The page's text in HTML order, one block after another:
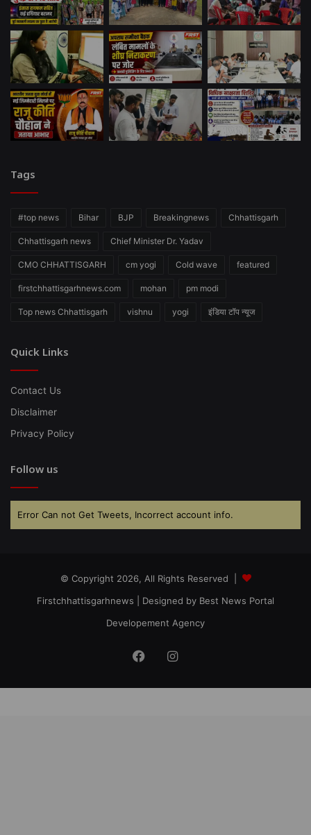
Tags
#top news Bihar BJP Breakingnews Chhattisgarh
Chhattisgarh news Chief Minister Dr. Yadav
CMO CHHATTISGARH cm yogi Cold wave featured
firstchhattisgarhnews.com mohan pm modi
Top news Chhattisgarh vishnu yogi इंडिया टॉप न्यूज
Quick Links
Contact Us
Disclaimer
Privacy Policy
Follow us
Error Can not Get Tweets, Incorrect account info.
© Copyright 2026, All Rights Reserved |
Firstchhattisgarhnews | Designed by Best News Portal
Developement Agency
FacebookInstagram